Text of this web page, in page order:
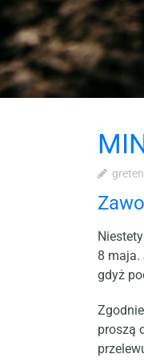
greten
8 maja.
gdyż
proszą